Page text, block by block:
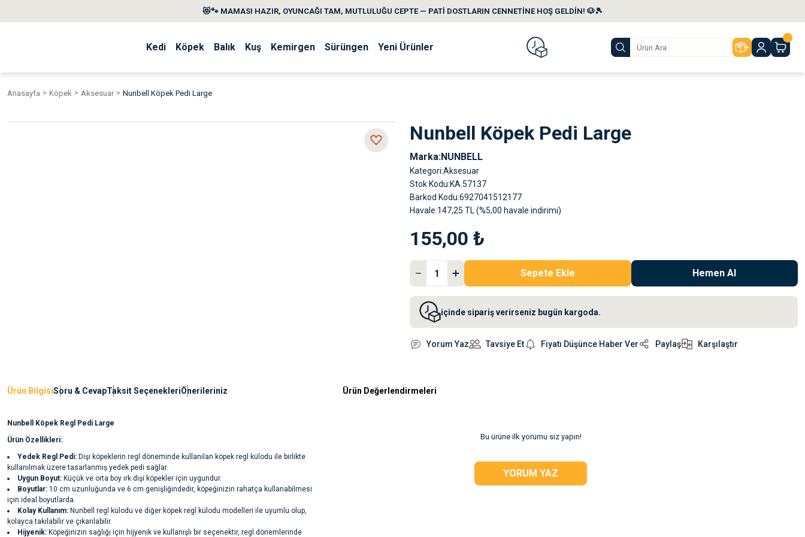
😻🐾 MAMASI HAZIR, OYUNCAĞI TAM, MUTLULUĞU CEPTE — PATİ DOSTLARIN CENNETİNE HOŞ GELDİN! 🐶🎾
Kedi Köpek Balık Kuş Kemirgen Sürüngen Yeni Ürünler
Anasayfa Köpek Aksesuar Nunbell Köpek Pedi Large
Nunbell Köpek Pedi Large
Marka NUNBELL
Kategori Aksesuar
Stok Kodu KA.57137
Barkod Kodu 6927041512177
Havale 147,25 TL (%5,00 havale indirimi)
155,00 ₺
Sepete Ekle Hemen Al
içinde sipariş verirseniz bugün kargoda.
Yorum Yaz Tavsiye Et Fiyatı Düşünce Haber Ver Paylaş Karşılaştır
Ürün BilgisiSoru & CevapTaksit SeçenekleriÖnerileriniz
Nunbell Köpek Regl Pedi Large
Ürün Özellikleri:
Yedek Regl Pedi: Dişi köpeklerin regl döneminde kullanılan köpek regl külodu ile birlikte
kullanılmak üzere tasarlanmış yedek pedi sağlar.
Uygun Boyut: Küçük ve orta boy ırk dişi köpekler için uygundur.
Boyutlar: 10 cm uzunluğunda ve 6 cm genişliğindedir, köpeğinizin rahatça kullanabilmesi
için ideal boyutlarda.
Kolay Kullanım: Nunbell regl külodu ve diğer köpek regl külodu modelleri ile uyumlu olup,
kolayca takılabilir ve çıkarılabilir.
Hijyenik: Köpeğinizin sağlığı için hijyenik ve kullanışlı bir seçenektir, regl dönemlerinde
Ürün Değerlendirmeleri
Bu ürüne ilk yorumu siz yapın!
YORUM YAZ